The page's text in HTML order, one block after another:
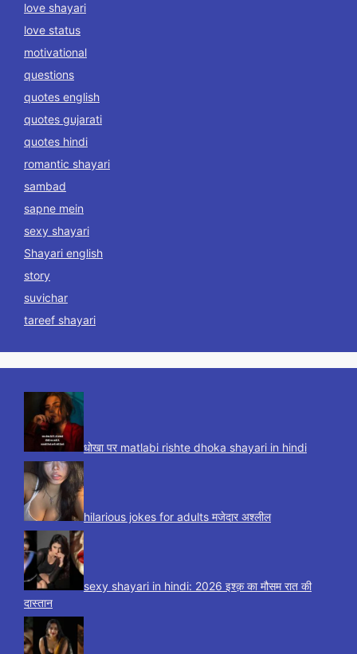
love shayari
love status
motivational
questions
quotes english
quotes gujarati
quotes hindi
romantic shayari
sambad
sapne mein
sexy shayari
Shayari english
story
suvichar
tareef shayari
धोखा पर matlabi rishte dhoka shayari in hindi
hilarious jokes for adults मजेदार अश्लील
sexy shayari in hindi: 2026 इश्क़ का मौसम रात की
दास्तान